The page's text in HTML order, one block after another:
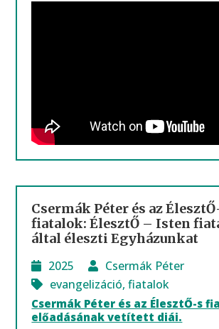
Csermák Péter és az
fiatalok: ÉlesztŐ – Isten
által éleszti Egyházunkat
2025
Csermák Péter
evangelizáció,fiatalok
Csermák Péter és az ÉlesztŐ-s
előadásának vetített diái.